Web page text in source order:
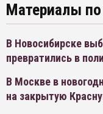
Материалы
В Новосибирске
превратились в
В Москве в
на закрытую